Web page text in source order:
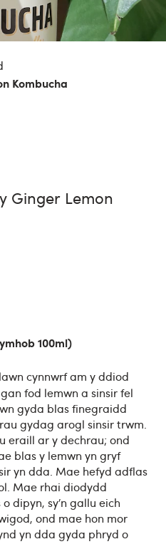
Kombucha
Ginger Lemon
100ml)
cynnwrf am y ddiod
fod lemwn a sinsir fel
gyda blas finegraidd
gydag arogl sinsir trwm.
eraill ar y dechrau; ond
blas y lemwn yn gryf
yn dda. Mae hefyd adflas
Mae rhai diodydd
dipyn, sy’n gallu eich
ond mae hon mor
yn dda gyda phryd o